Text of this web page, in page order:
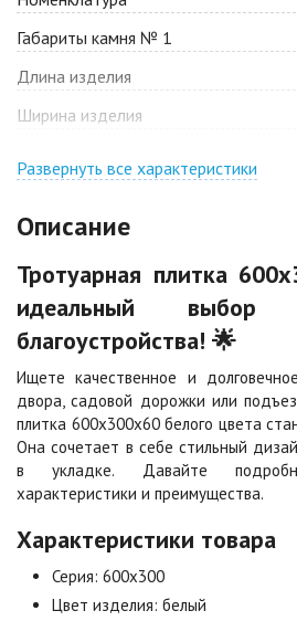
Барселона
Цена по запросу
Цена по запросу
Цена по запросу
Каир
Клинкер
Цена по запросу
Коричневая
Габариты камня № 1
Длина изделия
Ширина изделия
Развернуть все характеристики
Описание
Тротуарная плитка
идеальный
благоустройства! 🌟
Ищете качественное и
двора, садовой дорожки или
плитка 600х300х60 белого цвета
Она сочетает в себе стильный
в укладке. Давайте
характеристики и преимущества.
Характеристики товара
Серия: 600х300
Цвет изделия: белый